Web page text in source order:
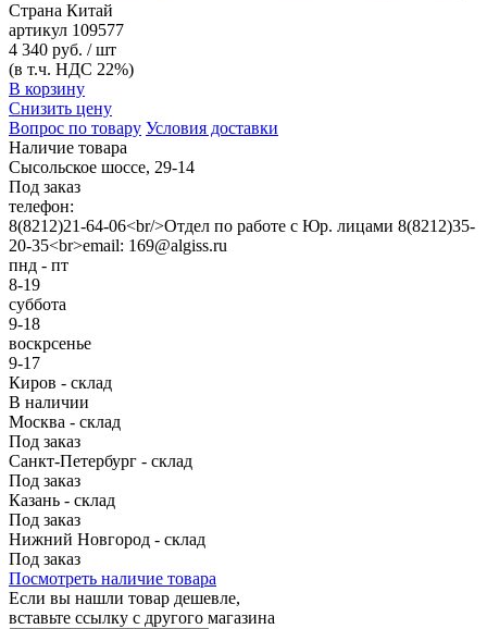
Страна Китай
артикул 109577
4 340 руб. / шт
(в т.ч. НДС 22%)
В корзину
Снизить цену
Вопрос по товару Условия доставки
Наличие товара
Сысольское шоссе, 29-14
Под заказ
телефон:
8(8212)21-64-06<br/>Отдел по работе с Юр. лицами 8(8212)35-
20-35<br>email: 169@algiss.ru
пнд - пт
8-19
суббота
9-18
воскрсенье
9-17
Киров - склад
В наличии
Москва - склад
Под заказ
Санкт-Петербург - склад
Под заказ
Казань - склад
Под заказ
Нижний Новгород - склад
Под заказ
Посмотреть наличие товара
Если вы нашли товар дешевле,
вставьте ссылку с другого магазина